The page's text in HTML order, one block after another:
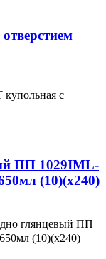
с
ПП 1029IML-
(10)(х240)
дно глянцевый ПП
(10)(х240)